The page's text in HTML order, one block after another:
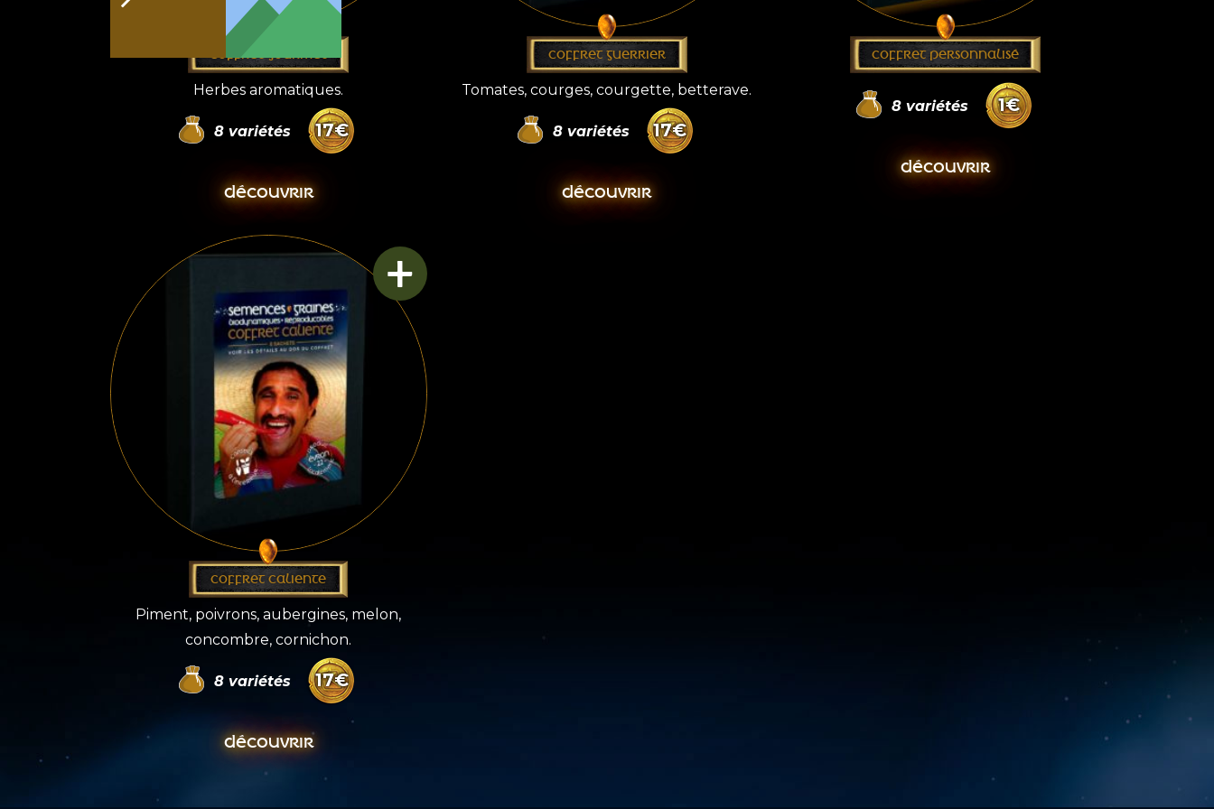
COFFRET GOURMET
Herbes aromatiques.
8 variétés 17€
DÉCOUVRIR
COFFRET GUERRIER
Tomates, courges, courgette, betterave.
8variétés 17€
DÉCOUVRIR
COFFRET PERSONNALISÉ
8variétés 1€
DÉCOUVRIR
COFFRET CALIENTE
Piment, poivrons, aubergines, melon,
concombre, cornichon.
+
8 variétés 17€
DÉCOUVRIR